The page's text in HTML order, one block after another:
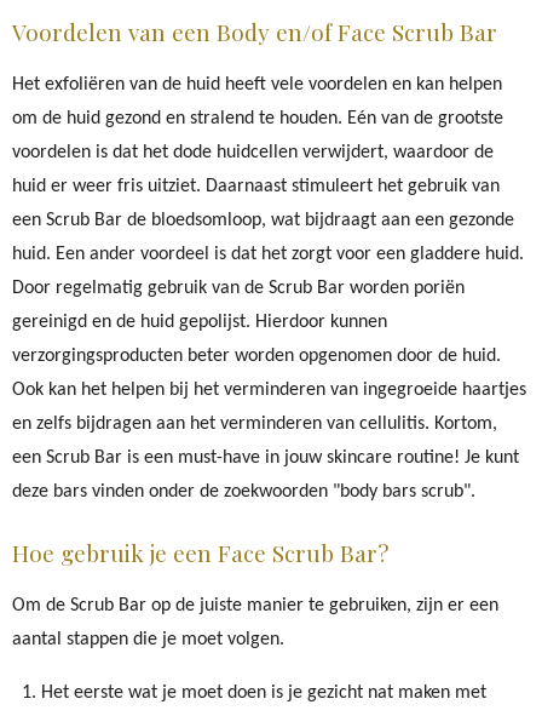
Voordelen van een Body en/of Face Scrub Bar
Het exfoliëren van de huid heeft vele voordelen en kan helpen
om de huid gezond en stralend te houden. Eén van de grootste
voordelen is dat het dode huidcellen verwijdert, waardoor de
huid er weer fris uitziet. Daarnaast stimuleert het gebruik van
een Scrub Bar de bloedsomloop, wat bijdraagt aan een gezonde
huid. Een ander voordeel is dat het zorgt voor een gladdere huid.
Door regelmatig gebruik van de Scrub Bar worden poriën
gereinigd en de huid gepolijst. Hierdoor kunnen
verzorgingsproducten beter worden opgenomen door de huid.
Ook kan het helpen bij het verminderen van ingegroeide haartjes
en zelfs bijdragen aan het verminderen van cellulitis. Kortom,
een Scrub Bar is een must-have in jouw skincare routine! Je kunt
deze bars vinden onder de zoekwoorden "body bars scrub".
Hoe gebruik je een Face Scrub Bar?
Om de Scrub Bar op de juiste manier te gebruiken, zijn er een
aantal stappen die je moet volgen.
Het eerste wat je moet doen is je gezicht nat maken met